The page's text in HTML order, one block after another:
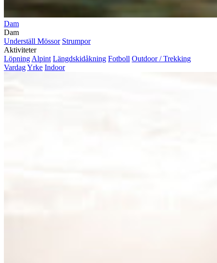
Dam
Dam
Underställ Mössor Strumpor
Aktiviteter
Löpning Alpint Längdskidåkning Fotboll Outdoor / Trekking
VardagYrke Indoor